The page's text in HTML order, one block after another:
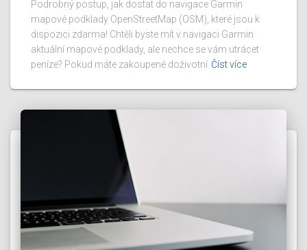
Podrobný postup, jak dostat do navigace Garmin
mapové podklady OpenStreetMap (OSM), které jsou k
dispozici zdarma! Chtěli byste mít v navigaci Garmin
aktuální mapové podklady, ale nechce se vám utrácet
peníze? Pokud máte zakoupené doživotní Číst více